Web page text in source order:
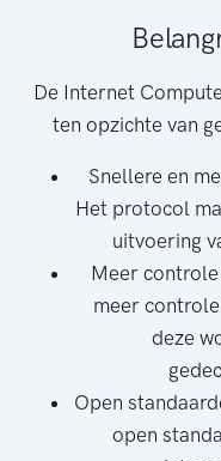
De Internet
ten opzichte van
Snellere en
Het protocol
uitvoering
Meer
meer
deze
Open
open